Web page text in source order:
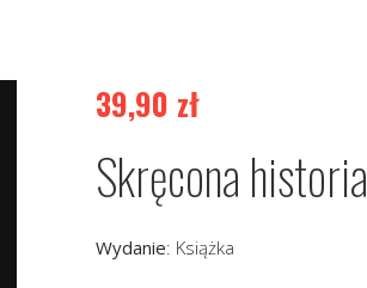
39,90 zł
Skręcona historia
Wydanie: Książka